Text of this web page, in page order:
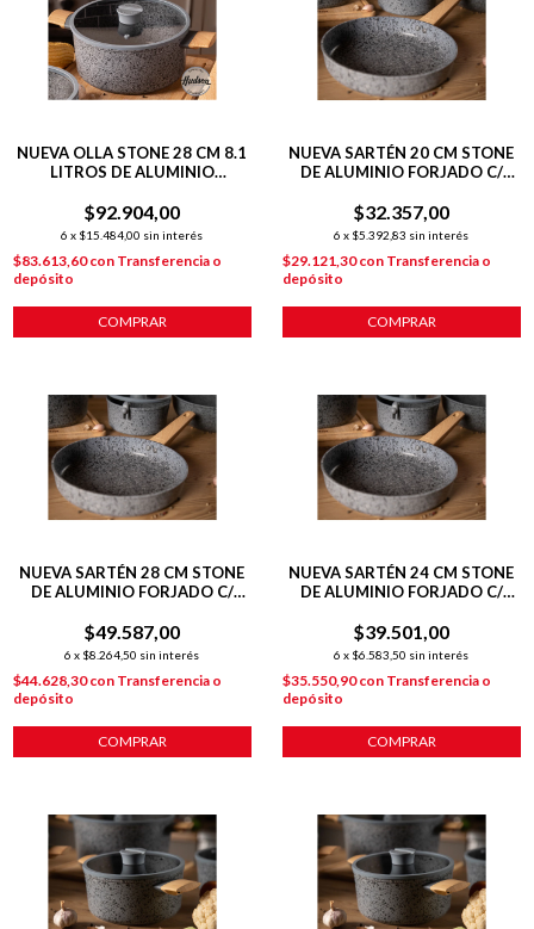
NUEVA OLLA STONE 28 CM 8.1
LITROS DE ALUMINIO
$92.904,00
6 x $15.484,00 sin interés
$83.613,60con Transferencia o
depósito
COMPRAR
NUEVA SARTÉN 20 CM STONE
DE ALUMINIO FORJADO C/
INDUCCIÓN
$32.357,00
6 x $5.392,83 sin interés
$29.121,30con Transferencia o
depósito
COMPRAR
NUEVA SARTÉN 28 CM STONE
DE ALUMINIO FORJADO C/
INDUCCIÓN
$49.587,00
6 x $8.264,50 sin interés
$44.628,30con Transferencia o
depósito
COMPRAR
NUEVA SARTÉN 24 CM STONE
DE ALUMINIO FORJADO C/
INDUCCIÓN
$39.501,00
6 x $6.583,50 sin interés
$35.550,90con Transferencia o
depósito
COMPRAR